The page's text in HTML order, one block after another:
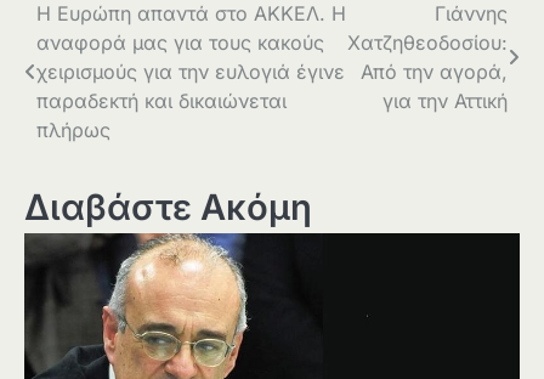
Πλοήγηση
άρθρων
Η Ευρώπη απαντά στο ΑΚΚΕΛ. Η
αναφορά μας για τους κακούς
χειρισμούς για την ευλογιά έγινε
παραδεκτή και δικαιώνεται
πλήρως
Γιάννης
Χατζηθεοδοσίου:
Από την αγορά,
για την Αττική
Διαβάστε Ακόμη